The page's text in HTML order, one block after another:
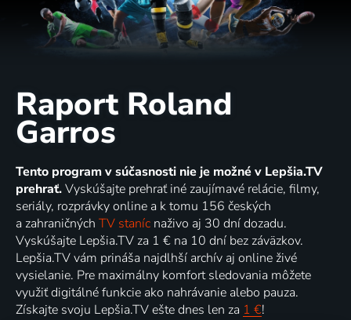
Raport Roland
Garros
Tento program v súčasnosti nie je možné v Lepšia.TV
prehrať.Vyskúšajte prehrať iné zaujímavé relácie, filmy,
seriály, rozprávky online a k tomu 156 českých
a zahraničných TV staníc naživo aj 30 dní dozadu.
Vyskúšajte Lepšia.TV za 1 € na 10 dní bez záväzkov.
Lepšia.TV vám prináša najdlhší archív aj online živé
vysielanie. Pre maximálny komfort sledovania môžete
využiť digitálné funkcie ako nahrávanie alebo pauza.
Získajte svoju Lepšia.TV ešte dnes len za 1 €!